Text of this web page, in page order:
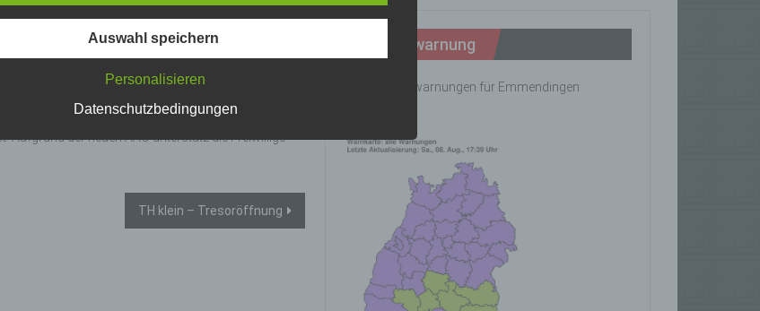
Vor dem Gebäude stand ein Smoker und der Rauch
Aufgrund der neuen AAO unterstütz die Freiwillige
TH klein – Tresoröffnung
Wetterwarnung
Keine Wetterwarnungen für Emmendingen
uns zu übermitteln.
Richtlinien- und Verordnungsgeber beim Erlass der Datenschutz-
als auch für unsere Kunden und Geschäftspartner
und verständlich sein. Um dies zu gewährleisten, möchten wir vorab
in dieser Datenschutzerklärung unter anderem die
Auswahl speichern
Personalisieren
Datenschutzbedingungen